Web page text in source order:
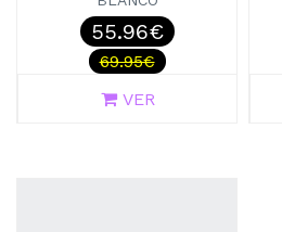
55.96€
69.95€
VER